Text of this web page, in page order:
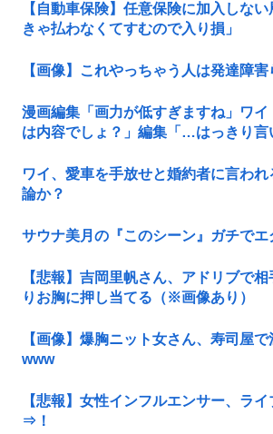
【自動車保険】任意保険に加入しな
きゃ払わなくてすむので入り損」
【画像】これやっちゃう人は発達障
漫画編集「画力が低すぎますね」ワ
は内容でしょ？」編集「…はっきり言
ワイ、愛車を手放せと婚約者に言わ
論か？
サウナ美月の『このシーン』ガチでエ
【悲報】吉岡里帆さん、アドリブで
りお胸に押し当てる（※画像あり）
【画像】爆胸ニット女さん、寿司屋
www
【悲報】女性インフルエンサー、ラ
⇒！